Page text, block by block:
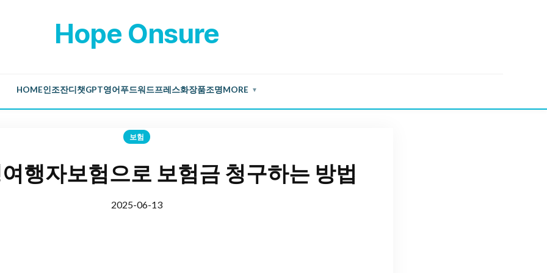
Hope Onsure
HOME인조잔디 챗GPT영어 푸드워드프레스화장품조명MORE ▼
보험
행자보험으로 보험금 청구하는 방법
2025-06-13